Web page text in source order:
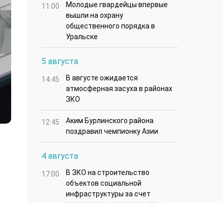
11:00
Молодые гвардейцы впервые
вышли на охрану
общественного порядка в
Уральске
5 августа
14:45
В августе ожидается
атмосферная засуха в районах
ЗКО
12:45
Аким Бурлинского района
поздравил чемпионку Азии
4 августа
17:00
В ЗКО на строительство
объектов социальной
инфраструктуры за счет